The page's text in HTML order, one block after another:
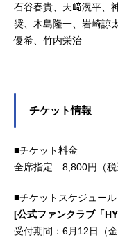
石谷春貴、天﨑滉平、
奨、木島隆一、岩崎諒
優希、竹内栄治
チケット情報
■チケット料金
全席指定 8,800円（税
■チケットスケジュール
[公式ファンクラブ「
受付期間：6月12日（